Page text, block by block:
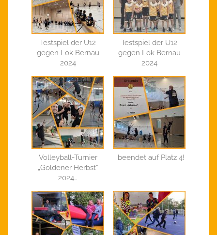
Testspiel der U12
gegen Lok Bernau
2024
Testspiel der U12
gegen Lok Bernau
2024
Volleyball-Turnier
„Goldener Herbst“
2024…
…beendet auf Platz 4!